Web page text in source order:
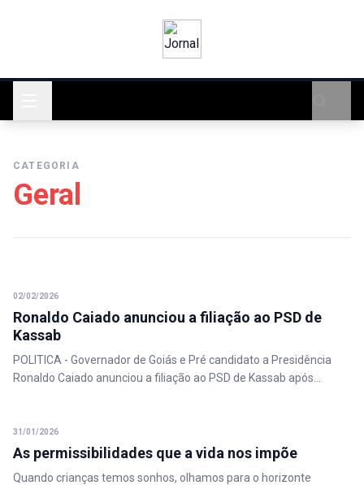
CATEGORIA
Geral
02/02/2026
Ronaldo Caiado anunciou a filiação ao PSD de
Kassab
POLITICA - Governador de Goiás e Pré candidato a Presidência
Ronaldo Caiado anunciou a filiação ao PSD de Kassab após...
31/01/2026
As permissibilidades que a vida nos impõe
Quando crianças temos sonhos, olhamos para o horizonte